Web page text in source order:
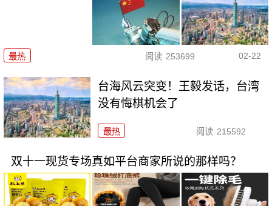
最热 阅读 253699 02-22
台海风云突变！王毅发话，台湾
没有悔棋机会了
最热 阅读 215592
双十一现货专场真如平台商家所说的那样吗？